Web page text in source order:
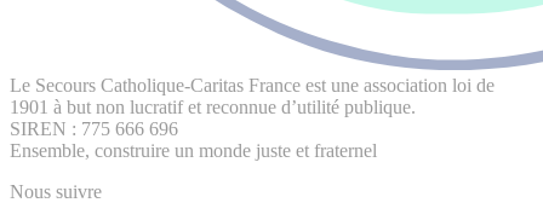
Le Secours Catholique-Caritas France est une association loi de
1901 à but non lucratif et reconnue d’utilité publique.
SIREN : 775 666 696
Ensemble, construire un monde juste et fraternel
Nous suivre